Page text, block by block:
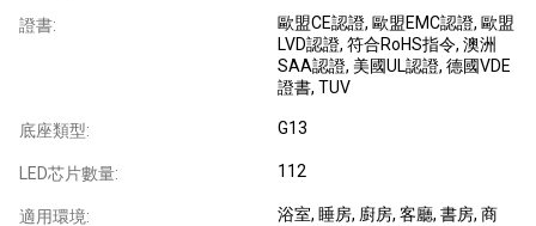
證書: 歐盟CE認證, 歐盟EMC認證, 歐盟
LVD認證, 符合RoHS指令, 澳洲
SAA認證, 美國UL認證, 德國VDE
證書, TUV
底座類型: G13
LED芯片數量: 112
適用環境: 浴室, 睡房, 廚房, 客廳, 書房, 商